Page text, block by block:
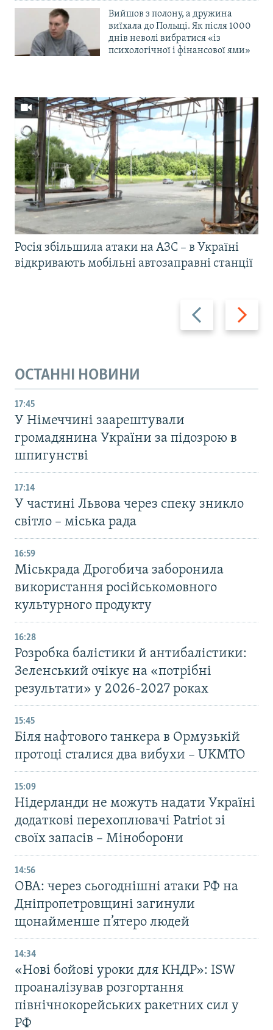
Вийшов з полону, а дружина
виїхала до Польщі. Як після 1000
днів неволі вибратися «із
психологічної і фінансової ями»
Назад Вперед
Росія збільшила атаки на АЗС – в Україні
відкривають мобільні автозаправні станції
ОСТАННІ НОВИНИ
17:45
У Німеччині заарештували
громадянина України за підозрою в
шпигунстві
17:14
У частині Львова через спеку зникло
світло – міська рада
16:59
Міськрада Дрогобича заборонила
використання російськомовного
культурного продукту
16:28
Розробка балістики й антибалістики:
Зеленський очікує на «потрібні
результати» у 2026-2027 роках
15:45
Біля нафтового танкера в Ормузькій
протоці сталися два вибухи – UKMTO
15:09
Нідерланди не можуть надати Україні
додаткові перехоплювачі Patriot зі
своїх запасів – Міноборони
14:56
ОВА: через сьогоднішні атаки РФ на
Дніпропетровщині загинули
щонайменше п’ятеро людей
14:34
«Нові бойові уроки для КНДР»: ISW
проаналізував розгортання
північнокорейських ракетних сил у
РФ